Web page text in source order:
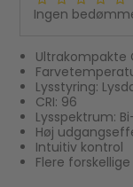
Ingen
Ultrakompakte
Lysstyring:
CRI: 96
Lysspektrum:
Høj
Intuitiv kontrol
Flere